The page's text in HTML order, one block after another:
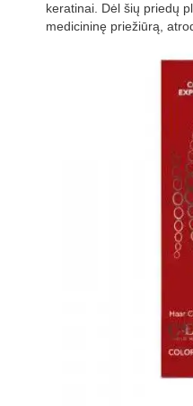
keratinai. Dėl šių priedų
medicininę priežiūrą,